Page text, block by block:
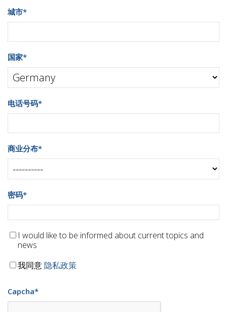
城市*
国家*
电话号码*
商业分布*
密码*
I would like to be informed about current topics and
news
我同意隐私政策
Capcha*